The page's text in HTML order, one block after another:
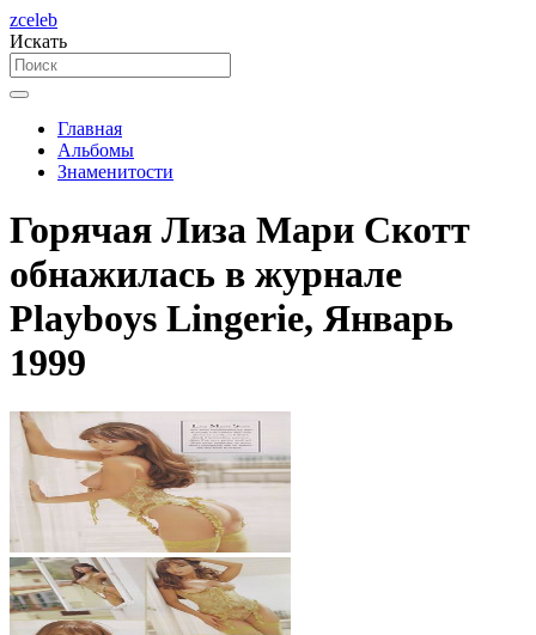
zceleb
Искать
Главная
Альбомы
Знаменитости
Горячая Лиза Мари Скотт
обнажилась в журнале
Playboys Lingerie, Январь
1999